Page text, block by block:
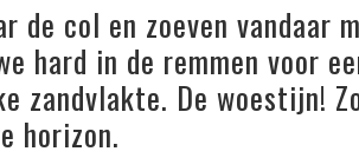
de col en zoeven vandaar
hard in de remmen voor
zandvlakte. De woestijn!
horizon.